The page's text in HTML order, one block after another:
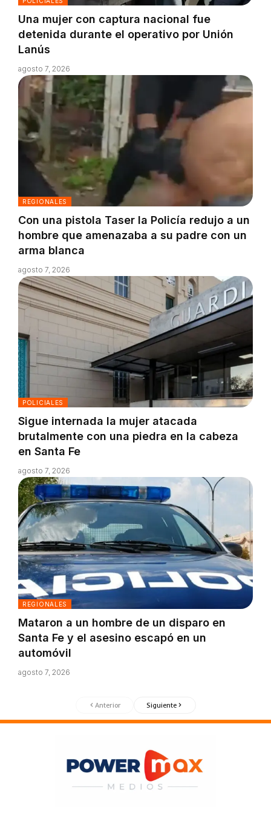
Una mujer con captura nacional fue
detenida durante el operativo por Unión
Lanús
agosto 7, 2026
REGIONALES
Con una pistola Taser la Policía redujo a un
hombre que amenazaba a su padre con un
arma blanca
agosto 7, 2026
POLICIALES
Sigue internada la mujer atacada
brutalmente con una piedra en la cabeza
en Santa Fe
agosto 7, 2026
REGIONALES
Mataron a un hombre de un disparo en
Santa Fe y el asesino escapó en un
automóvil
agosto 7, 2026
Anterior Siguiente